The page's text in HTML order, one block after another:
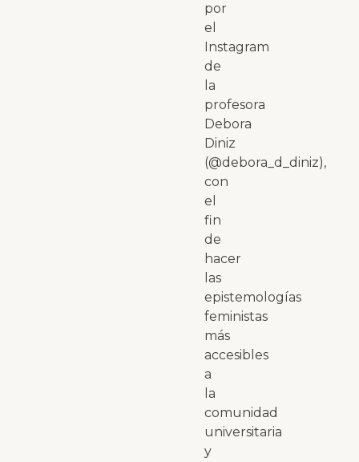
por
el
Instagram
de
la
profesora
Debora
Diniz
(@debora_d_diniz),
con
el
fin
de
hacer
las
epistemologías
feministas
más
accesibles
a
la
comunidad
universitaria
y